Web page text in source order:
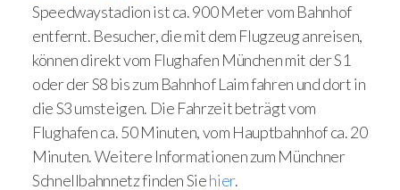
Speedwaystadion ist ca. 900 Meter vom Bahnhof
entfernt. Besucher, die mit dem Flugzeug anreisen,
können direkt vom Flughafen München mit der S1
oder der S8 bis zum Bahnhof Laim fahren und dort in
die S3 umsteigen. Die Fahrzeit beträgt vom
Flughafen ca. 50 Minuten, vom Hauptbahnhof ca. 20
Minuten. Weitere Informationen zum Münchner
Schnellbahnnetz finden Siehier.